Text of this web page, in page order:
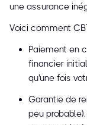
une assurance
Voici comment
Paiement en
financier
qu'une fois
Garantie de
peu